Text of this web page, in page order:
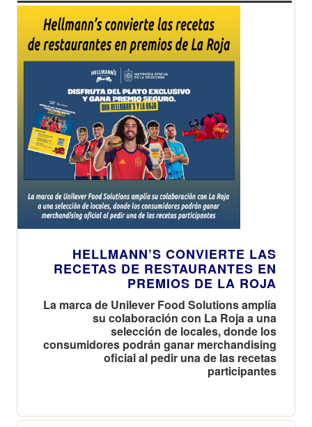
HELLMANN’S CONVIERTE LAS
RECETAS DE RESTAURANTES EN
PREMIOS DE LA ROJA
La marca de Unilever Food Solutions amplía
su colaboración con La Roja a una
selección de locales, donde los
consumidores podrán ganar merchandising
oficial al pedir una de las recetas
participantes